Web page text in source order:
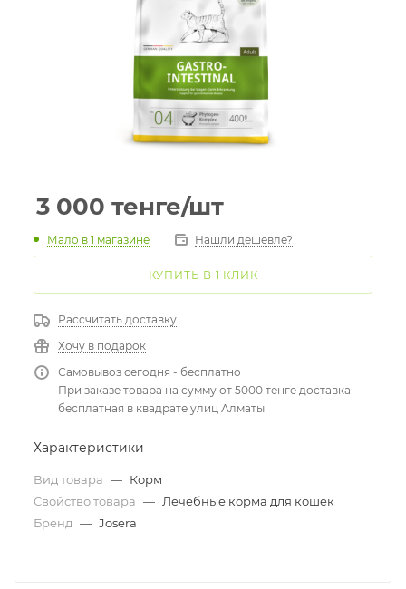
3 000 тенге/шт
Мало в 1 магазине Нашли дешевле?
КУПИТЬ В 1 КЛИК
Рассчитать доставку
Хочу в подарок
Самовывоз сегодня - бесплатно
При заказе товара на сумму от 5000 тенге доставка
бесплатная в квадрате улиц Алматы
Характеристики
Вид товара — Корм
Свойство товара — Лечебные корма для кошек
Бренд — Josera